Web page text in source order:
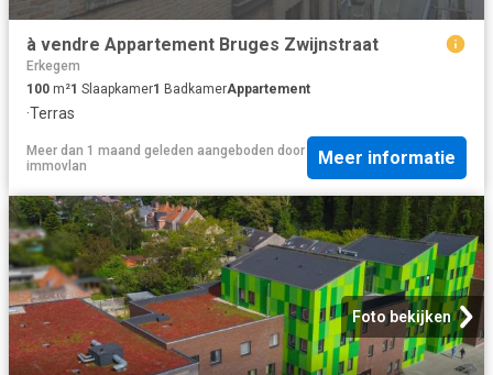
à vendre Appartement Bruges Zwijnstraat
Erkegem
100 m²1 Slaapkamer1 BadkamerAppartement
·Terras
Meer dan 1 maand geleden aangeboden door
immovlan
Meer informatie
Foto bekijken